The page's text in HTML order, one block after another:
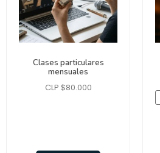
Clases particulares
mensuales
CLP $80.000